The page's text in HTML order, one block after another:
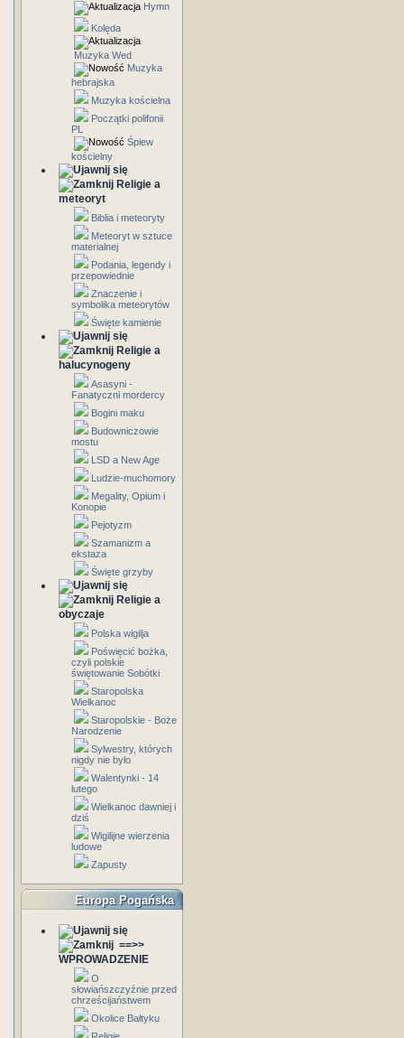
Hymn
Kolęda
Muzyka Wed
Muzyka
hebrajska
Muzyka kościelna
Początki polifonii
PL
Śpiew
kościelny
Religie a
meteoryt
Biblia i meteoryty
Meteoryt w sztuce
materialnej
Podania, legendy i
przepowiednie
Znaczenie i
symbolika meteorytów
Święte kamienie
Religie a
halucynogeny
Asasyni -
Fanatyczni mordercy
Bogini maku
Budowniczowie
mostu
LSD a New Age
Ludzie-muchomory
Megality, Opium i
Konopie
Pejotyzm
Szamanizm a
ekstaza
Święte grzyby
Religie a
obyczaje
Polska wigilja
Poświęcić bożka,
czyli polskie
świętowanie Sobótki
Staropolska
Wielkanoc
Staropolskie - Boże
Narodzenie
Sylwestry, których
nigdy nie było
Walentynki - 14
lutego
Wielkanoc dawniej i
dziś
Wigilijne wierzenia
ludowe
Zapusty
Europa Pogańska
==>>
WPROWADZENIE
O
słowiańszczyźnie przed
chrześcijaństwem
Okolice Bałtyku